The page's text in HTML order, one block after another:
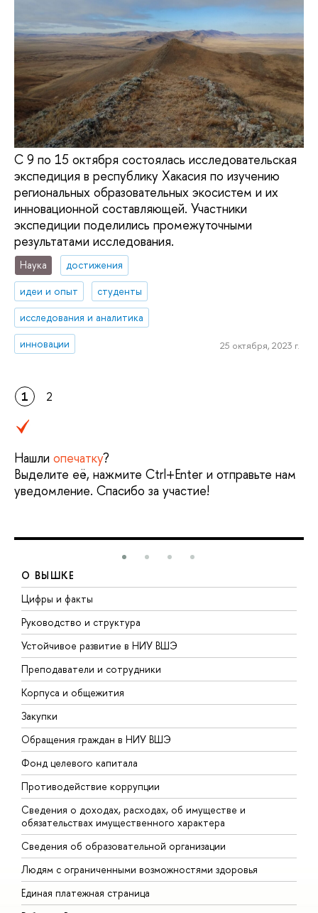
С 9 по 15 октября состоялась исследовательская
экспедиция в республику Хакасия по изучению
региональных образовательных экосистем и их
инновационной составляющей. Участники
экспедиции поделились промежуточными
результатами исследования.
Наука
достижения
идеи и опыт
студенты
исследования и аналитика
инновации
25 октября, 2023 г.
1 2
Нашли опечатку?
Выделите её, нажмите Ctrl+Enter и отправьте нам
уведомление. Спасибо за участие!
О ВЫШКЕ
Цифры и факты
Руководство и структура
Устойчивое развитие в НИУ ВШЭ
Преподаватели и сотрудники
Корпуса и общежития
Закупки
Обращения граждан в НИУ ВШЭ
Фонд целевого капитала
Противодействие коррупции
Сведения о доходах, расходах, об имуществе и
обязательствах имущественного характера
Сведения об образовательной организации
Людям с ограниченными возможностями здоровья
Единая платежная страница